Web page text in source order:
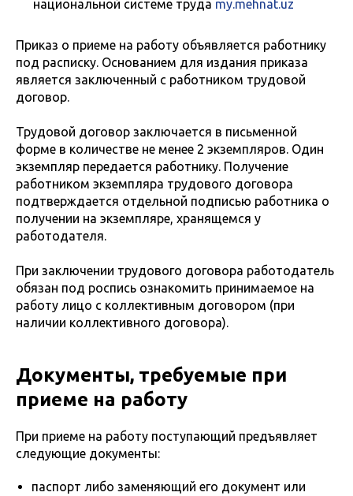
национальной системе труда my.mehnat.uz
Приказ о приеме на работу объявляется работнику
под расписку. Основанием для издания приказа
является заключенный с работником трудовой
договор.
Трудовой договор заключается в письменной
форме в количестве не менее 2 экземпляров. Один
экземпляр передается работнику. Получение
работником экземпляра трудового договора
подтверждается отдельной подписью работника о
получении на экземпляре, хранящемся у
работодателя.
При заключении трудового договора работодатель
обязан под роспись ознакомить принимаемое на
работу лицо с коллективным договором (при
наличии коллективного договора).
Документы, требуемые при
приеме на работу
При приеме на работу поступающий предъявляет
следующие документы:
паспорт либо заменяющий его документ или